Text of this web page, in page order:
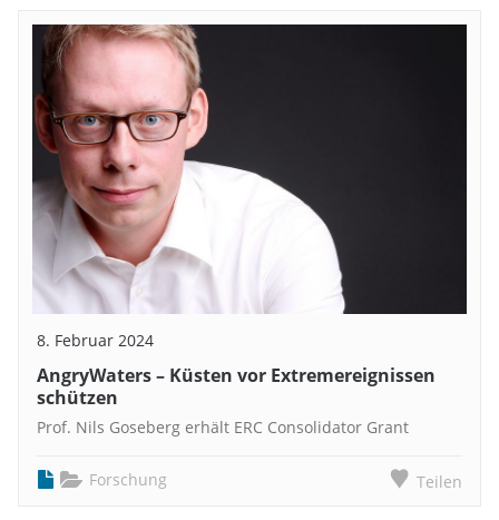
8. Februar 2024
AngryWaters – Küsten vor Extremereignissen
schützen
Prof. Nils Goseberg erhält ERC Consolidator Grant
Forschung Teilen